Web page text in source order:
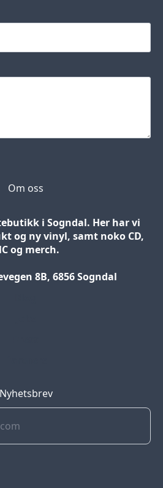
Om oss
i Sogndal. Her har vi
og ny vinyl, samt noko CD,
og merch.
8B, 6856 Sogndal
Nyhetsbrev